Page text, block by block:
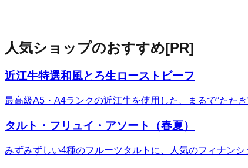
人気ショップのおすすめ[PR]
近江牛特選和風とろ生ローストビーフ
最高級A5・A4ランクの近江牛を使用した、まるで“たた
タルト・フリュイ・アソート（春夏）
みずみずしい4種のフルーツタルトに、人気のフィナン